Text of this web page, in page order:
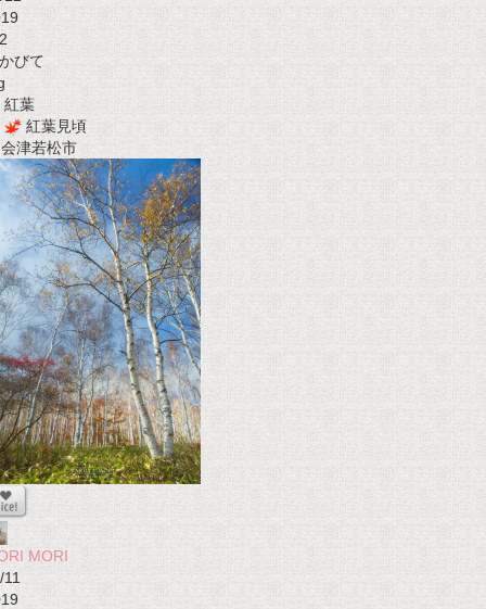
2
びて
紅葉
紅葉見頃
津若松市
MORI